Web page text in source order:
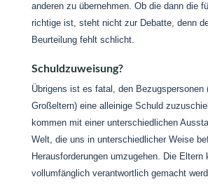
anderen zu übernehmen. Ob die dann die
richtige ist, steht nicht zur Debatte, denn
Beurteilung fehlt schlicht.
Schuldzuweisung?
Übrigens ist es fatal, den Bezugspersonen
Großeltern) eine alleinige Schuld
kommen mit einer unterschiedlichen
Welt, die uns in unterschiedlicher Weise
Herausforderungen umzugehen. Die Eltern
vollumfänglich verantwortlich gemacht